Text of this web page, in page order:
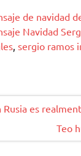
de navidad
Navidad
, sergio ramos
es
Teo